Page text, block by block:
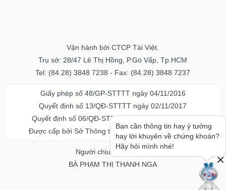
Vận hành bởi CTCP Tài Việt.
Trụ sở: 28/47 Lê Thị Hồng, P.Gò Vấp, Tp.HCM
Tel: (84.28) 3848 7238 - Fax: (84.28) 3848 7237
Giấy phép số 48/GP-STTTT ngày 04/11/2016
Quyết định số 13/QĐ-STTTT ngày 02/11/2017
Quyết định số 06/QĐ-STTTT-ICP ngày 20/07/2023
Được cấp bởi Sở Thông tin và Truyền thông TPHCM
Người chịu trách nhiệm
BÀ PHẠM THỊ THANH NGA
Bạn cần thông tin hay ý tưởng
hay lời khuyên về chứng khoán?
Hãy hỏi mình nhé!